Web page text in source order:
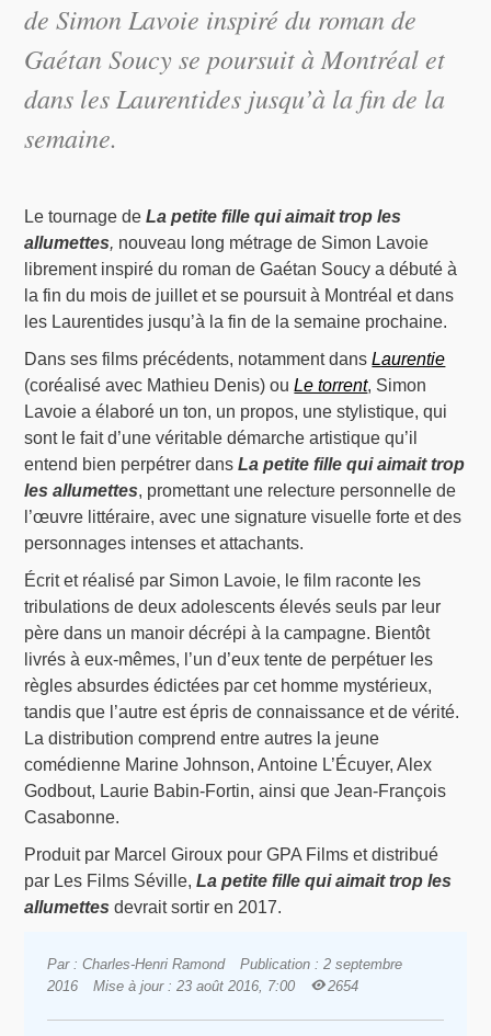
de Simon Lavoie inspiré du roman de
Gaétan Soucy se poursuit à Montréal et
dans les Laurentides jusqu’à la fin de la
semaine.
Le tournage deLa petite fille qui aimait trop les
allumettes, nouveau long métrage de Simon Lavoie
librement inspiré du roman de Gaétan Soucy a débuté à
la fin du mois de juillet et se poursuit à Montréal et dans
les Laurentides jusqu’à la fin de la semaine prochaine.
Dans ses films précédents, notamment dansLaurentie
(coréalisé avec Mathieu Denis) ouLe torrent, Simon
Lavoie a élaboré un ton, un propos, une stylistique, qui
sont le fait d’une véritable démarche artistique qu’il
entend bien perpétrer dansLa petite fille qui aimait trop
les allumettes, promettant une relecture personnelle de
l’œuvre littéraire, avec une signature visuelle forte et des
personnages intenses et attachants.
Écrit et réalisé par Simon Lavoie, le film raconte les
tribulations de deux adolescents élevés seuls par leur
père dans un manoir décrépi à la campagne. Bientôt
livrés à eux-mêmes, l’un d’eux tente de perpétuer les
règles absurdes édictées par cet homme mystérieux,
tandis que l’autre est épris de connaissance et de vérité.
La distribution comprend entre autres la jeune
comédienne Marine Johnson, Antoine L’Écuyer, Alex
Godbout, Laurie Babin-Fortin, ainsi que Jean-François
Casabonne.
Produit par Marcel Giroux pour GPA Films et distribué
par Les Films Séville,La petite fille qui aimait trop les
allumettes devrait sortir en 2017.
Par : Charles-Henri Ramond
Publication : 2 septembre
2016
Mise à jour : 23 août 2016, 7:00 2654